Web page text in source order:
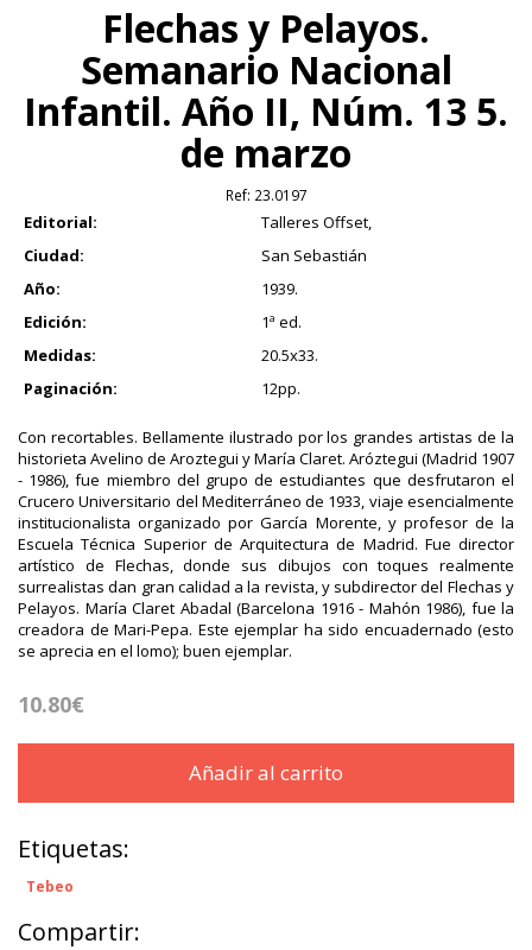
Flechas y Pelayos.
Semanario Nacional
Infantil. Año II, Núm. 13 5.
de marzo
Ref: 23.0197
Editorial:
Talleres Offset,
Ciudad:
San Sebastián
Año:
1939.
Edición:
1ª ed.
Medidas:
20.5x33.
Paginación:
12pp.
Con recortables. Bellamente ilustrado por los grandes artistas de la
historieta Avelino de Aroztegui y María Claret. Aróztegui (Madrid 1907
- 1986), fue miembro del grupo de estudiantes que desfrutaron el
Crucero Universitario del Mediterráneo de 1933, viaje esencialmente
institucionalista organizado por García Morente, y profesor de la
Escuela Técnica Superior de Arquitectura de Madrid. Fue director
artístico de Flechas, donde sus dibujos con toques realmente
surrealistas dan gran calidad a la revista, y subdirector del Flechas y
Pelayos. María Claret Abadal (Barcelona 1916 - Mahón 1986), fue la
creadora de Mari-Pepa. Este ejemplar ha sido encuadernado (esto
se aprecia en el lomo); buen ejemplar.
10.80€
Añadir al carrito
Etiquetas:
Tebeo
Compartir: